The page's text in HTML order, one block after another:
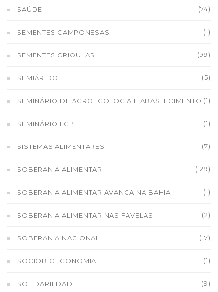
SAÚDE (74)
SEMENTES CAMPONESAS (1)
SEMENTES CRIOULAS (99)
SEMIÁRIDO (5)
SEMINÁRIO DE AGROECOLOGIA E ABASTECIMENTO (1)
SEMINÁRIO LGBTI+ (1)
SISTEMAS ALIMENTARES (7)
SOBERANIA ALIMENTAR (129)
SOBERANIA ALIMENTAR AVANÇA NA BAHIA (1)
SOBERANIA ALIMENTAR NAS FAVELAS (2)
SOBERANIA NACIONAL (17)
SOCIOBIOECONOMIA (1)
SOLIDARIEDADE (9)